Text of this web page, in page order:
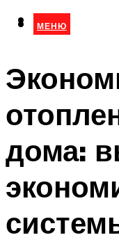
МЕНЮ
МЕНЮ
дома: